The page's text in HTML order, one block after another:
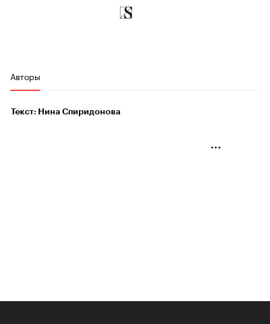
Авторы
Текст: Нина Спиридонова